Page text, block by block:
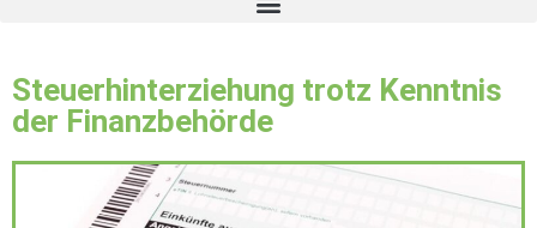
Steuerhinterziehung trotz Kenntnis
der Finanzbehörde